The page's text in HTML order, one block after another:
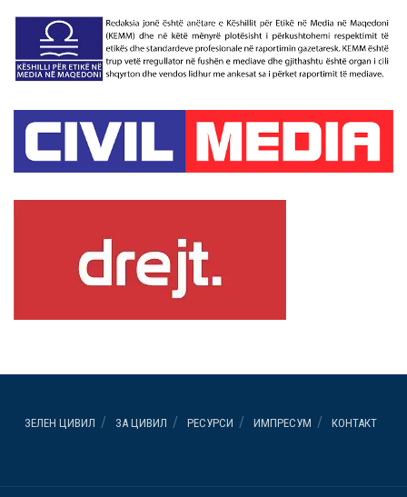
ЗЕЛЕН ЦИВИЛ ЗА ЦИВИЛ РЕСУРСИ ИМПРЕСУМ КОНТАКТ